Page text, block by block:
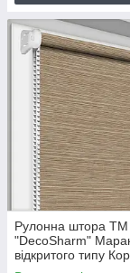
Рулонна штора ТМ
"DecoSharm"
відкритого типу